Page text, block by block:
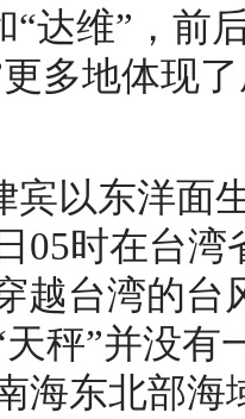
“达维”，前
多地体现
宾以东洋面
05时在台
越台湾的台
秤”并没有
海东北部海